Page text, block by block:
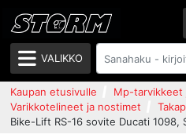
VALIKKO
Kaupan etusivulle Mp-tarvikkeet
Varikkotelineet ja nostimet
Bike-Lift RS-16 sovite Ducati 1098,